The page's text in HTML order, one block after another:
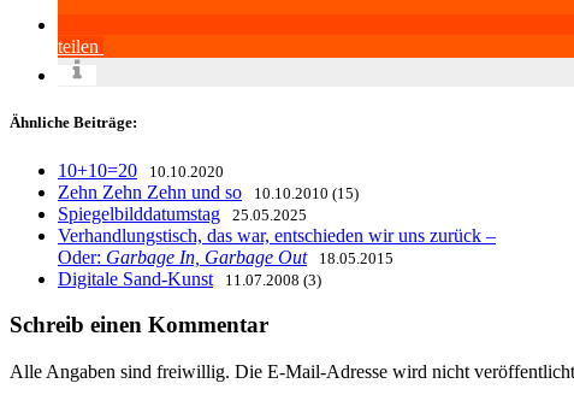
teilen
Ähnliche Beiträge:
10+10=20 10.10.2020
Zehn Zehn Zehn und so 10.10.2010 (15)
Spiegelbilddatumstag 25.05.2025
Verhandlungstisch, das war, entschieden wir uns zurück –
Oder: Garbage In, Garbage Out 18.05.2015
Digitale Sand-Kunst 11.07.2008 (3)
Schreib einen Kommentar
Alle Angaben sind freiwillig. Die E-Mail-Adresse wird nicht